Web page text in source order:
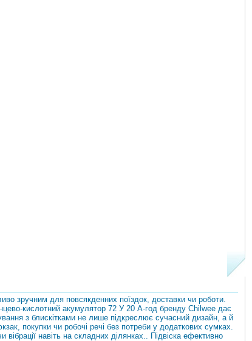
зручним для повсякденних поїздок, доставки чи роботи.
кислотний акумулятор 72 У 20 А·год бренду Chilwee дає
з блискітками не лише підкреслює сучасний дизайн, а й
покупки чи робочі речі без потреби у додаткових сумках.
навіть на складних ділянках.. Підвіска ефективно